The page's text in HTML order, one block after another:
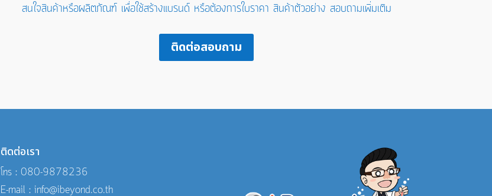
สนใจสินค้าหรือผลิตภัณฑ์ เพื่อใช้สร้างแบรนด์ หรือต้องการใบราคา สินค้าตัวอย่าง สอบถามเพิ่มเติม
ติดต่อสอบถาม
ติดต่อเรา
โทร : 080-9878236
E-mail : info@ibeyond.co.th